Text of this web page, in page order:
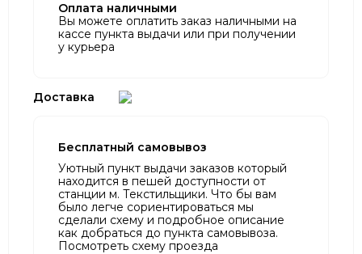
Оплата наличными
Вы можете оплатить заказ наличными на
кассе пункта выдачи или при получении
у курьера
Доставка
Бесплатный самовывоз
Уютный пункт выдачи заказов который
находится в пешей доступности от
станции м. Текстильщики. Что бы вам
было легче сориентироваться мы
сделали схему и подробное описание
как добраться до пункта самовывоза.
Посмотреть схему проезда